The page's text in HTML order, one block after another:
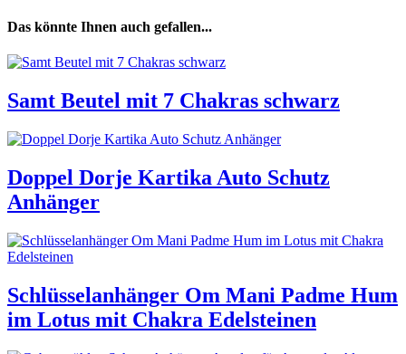
Das könnte Ihnen auch gefallen...
Samt Beutel mit 7 Chakras schwarz
Doppel Dorje Kartika Auto Schutz
Anhänger
Schlüsselanhänger Om Mani Padme Hum
im Lotus mit Chakra Edelsteinen